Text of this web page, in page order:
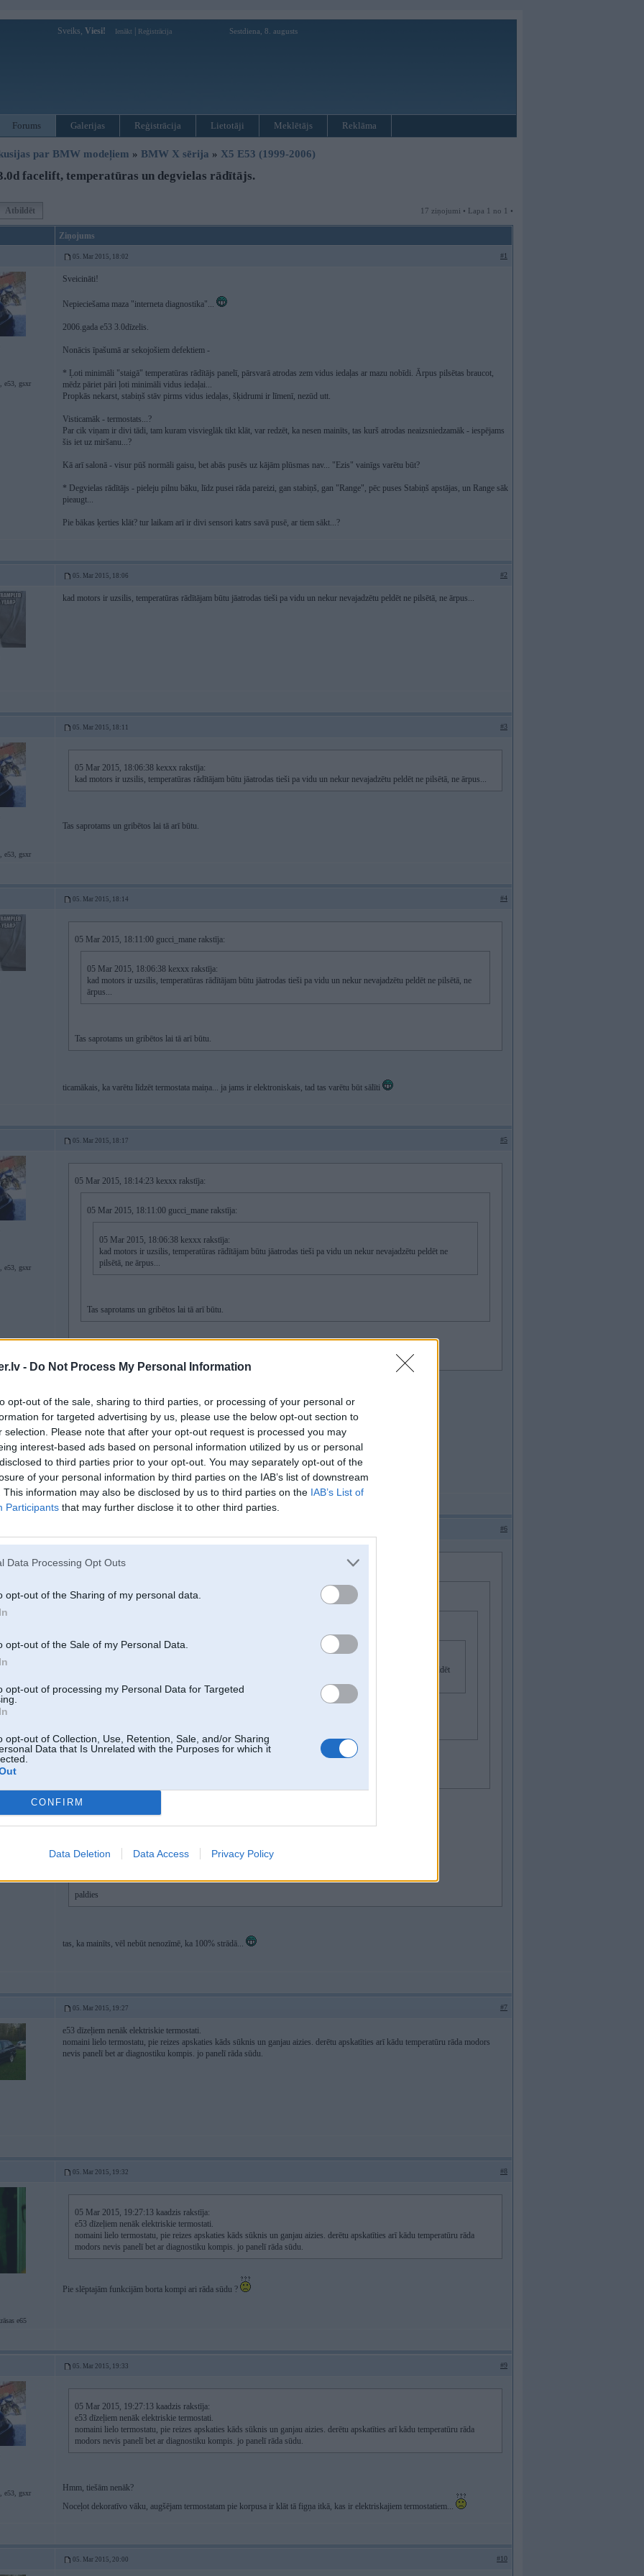
- Do Not Process My Personal Information
opt-out of the sale, sharing to third parties, or processing of your personal or
for targeted advertising by us, please use the below opt-out section to
selection. Please note that after your opt-out request is processed you may
interest-based ads based on personal information utilized by us or personal
to third parties prior to your opt-out. You may separately opt-out of the
of your personal information by third parties on the IAB’s list of downstream
This information may also be disclosed by us to third parties on the IAB’s List of
Participants that may further disclose it to other third parties.
Data Processing Opt Outs
opt-out of the Sharing of my personal data.
opt-out of the Sale of my Personal Data.
opt-out of processing my Personal Data for Targeted
opt-out of Collection, Use, Retention, Sale, and/or Sharing
Data that Is Unrelated with the Purposes for which it
CONFIRM
Data Deletion Data Access Privacy Policy
Sveiks, Viesi! Ienākt Reģistrācija Sestdiena, 8. augusts
Forums Galerijas Reģistrācija Lietotāji Meklētājs Reklāma
par BMW modeļiem » BMW X sērija » X5 E53 (1999-2006)
facelift, temperatūras un degvielas rādītājs.
Atbildēt 17 ziņojumi • Lapa 1 no 1 •
Ziņojums
05. Mar 2015, 18:02 #1
e53, gsxr
Sveicināti!
Nepieciešama maza "interneta diagnostika"...
2006.gada e53 3.0dīzelis.
Nonācis īpašumā ar sekojošiem defektiem -
* Ļoti minimāli "staigā" temperatūras rādītājs panelī, pārsvarā atrodas zem vidus iedaļas ar mazu nobīdi. Ārpus pilsētas braucot,
mēdz pāriet pāri ļoti minimāli vidus iedaļai...
Propkās nekarst, stabiņš stāv pirms vidus iedaļas, šķidrumi ir līmenī, nezūd utt.
Visticamāk - termostats...?
Par cik viņam ir divi tādi, tam kuram visvieglāk tikt klāt, var redzēt, ka nesen mainīts, tas kurš atrodas neaizsniedzamāk - iespējams
šis iet uz miršanu...?
Kā arī salonā - visur pūš normāli gaisu, bet abās pusēs uz kājām plūsmas nav... "Ezis" vainīgs varētu būt?
* Degvielas rādītājs - pieleju pilnu bāku, līdz pusei rāda pareizi, gan stabiņš, gan "Range", pēc puses Stabiņš apstājas, un Range sāk
pieaugt...
Pie bākas ķerties klāt? tur laikam arī ir divi sensori katrs savā pusē, ar tiem sākt...?
05. Mar 2015, 18:06 #2
kad motors ir uzsilis, temperatūras rādītājam būtu jāatrodas tieši pa vidu un nekur nevajadzētu peldēt ne pilsētā, ne ārpus...
05. Mar 2015, 18:11 #3
e53, gsxr
05 Mar 2015, 18:06:38 kexxx rakstīja:
kad motors ir uzsilis, temperatūras rādītājam būtu jāatrodas tieši pa vidu un nekur nevajadzētu peldēt ne pilsētā, ne ārpus...
Tas saprotams un gribētos lai tā arī būtu.
05. Mar 2015, 18:14 #4
05 Mar 2015, 18:11:00 gucci_mane rakstīja:
05 Mar 2015, 18:06:38 kexxx rakstīja:
kad motors ir uzsilis, temperatūras rādītājam būtu jāatrodas tieši pa vidu un nekur nevajadzētu peldēt ne pilsētā, ne
ārpus...
Tas saprotams un gribētos lai tā arī būtu.
ticamākais, ka varētu līdzēt termostata maiņa... ja jams ir elektroniskais, tad tas varētu būt sālīti
05. Mar 2015, 18:17 #5
e53, gsxr
05 Mar 2015, 18:14:23 kexxx rakstīja:
05 Mar 2015, 18:11:00 gucci_mane rakstīja:
05 Mar 2015, 18:06:38 kexxx rakstīja:
kad motors ir uzsilis, temperatūras rādītājam būtu jāatrodas tieši pa vidu un nekur nevajadzētu peldēt ne
pilsētā, ne ārpus...
Tas saprotams un gribētos lai tā arī būtu.
Nav ne jausmas, bet abi tie termostati ir elektroniskie...?
Jo viens tas kurš ir augšpusē un mainīts - tas ir elektrooo...
otrs...? tāds pats?
paldies
#6
05 Mar 2015, 18:17:56 gucci_mane rakstīja:
05 Mar 2015, 18:14:23 kexxx rakstīja:
kad motors ir uzsilis, temperatūras rādītājam būtu jāatrodas tieši pa vidu un nekur nevajadzētu peldēt
Nav ne jausmas, bet abi tie termostati ir elektroniskie...?
Jo viens tas kurš ir augšpusē un mainīts - tas ir elektrooo...
paldies
tas, ka mainīts, vēl nebūt nenozīmē, ka 100% strādā...
05. Mar 2015, 19:27 #7
e53 dīzeļiem nenāk elektriskie termostati.
nomaini lielo termostatu, pie reizes apskaties kāds sūknis un ganjau aizies. derētu apskatīties arī kādu temperatūru rāda modors
nevis panelī bet ar diagnostiku kompis. jo panelī rāda sūdu.
05. Mar 2015, 19:32 #8
e65
05 Mar 2015, 19:27:13 kaadzis rakstīja:
e53 dīzeļiem nenāk elektriskie termostati.
nomaini lielo termostatu, pie reizes apskaties kāds sūknis un ganjau aizies. derētu apskatīties arī kādu temperatūru rāda
modors nevis panelī bet ar diagnostiku kompis. jo panelī rāda sūdu.
Pie slēptajām funkcijām borta kompi ari rāda sūdu ?
05. Mar 2015, 19:33 #9
e53, gsxr
05 Mar 2015, 19:27:13 kaadzis rakstīja:
e53 dīzeļiem nenāk elektriskie termostati.
nomaini lielo termostatu, pie reizes apskaties kāds sūknis un ganjau aizies. derētu apskatīties arī kādu temperatūru rāda
modors nevis panelī bet ar diagnostiku kompis. jo panelī rāda sūdu.
Hmm, tiešām nenāk?
Noceļot dekoratīvo vāku, augšējam termostatam pie korpusa ir klāt tā figņa itkā, kas ir elektriskajiem termostatiem...
05. Mar 2015, 20:00 #10